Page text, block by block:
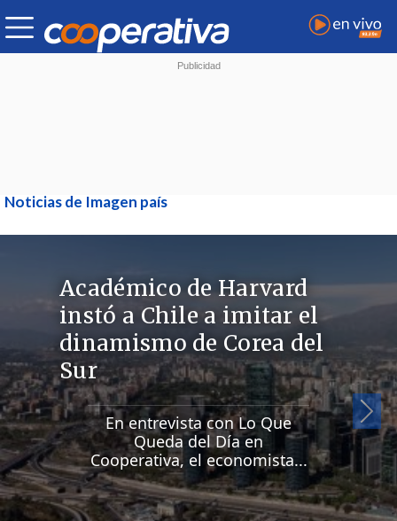
Noticias de Imagen país
Académico de Harvard
instó a Chile a imitar el
dinamismo de Corea del
Sur
En entrevista con Lo Que
Queda del Día en
Cooperativa, el economista...